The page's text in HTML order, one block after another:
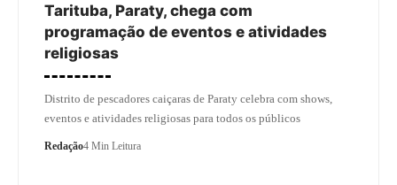
Tarituba, Paraty, chega com
programação de eventos e atividades
religiosas
Distrito de pescadores caiçaras de Paraty celebra com shows,
eventos e atividades religiosas para todos os públicos
Redação4 Min Leitura